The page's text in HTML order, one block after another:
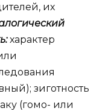
их
характер
зиготность
(гомо- или